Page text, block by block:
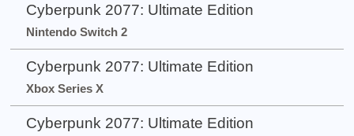
Cyberpunk 2077: Ultimate Edition
Nintendo Switch 2
Cyberpunk 2077: Ultimate Edition
Xbox Series X
Cyberpunk 2077: Ultimate Edition